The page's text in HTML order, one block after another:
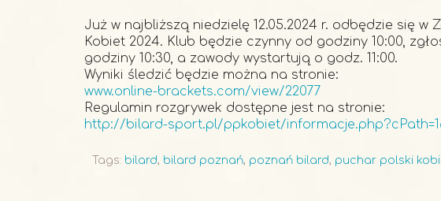
Już w najbliższą niedzielę 12.05.2024 r. odbędzie się
Kobiet 2024. Klub będzie czynny od godziny 10:00,
godziny 10:30, a zawody wystartują o godz. 11:00.
Wyniki śledzić będzie można na stronie:
www.online-brackets.com/view/22077
Regulamin rozgrywek dostępne jest na stronie:
http://bilard-sport.pl/ppkobiet/
Tags: bilard, bilard poznań, poznań bilard, puchar polski